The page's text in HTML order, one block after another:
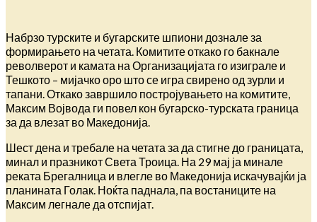
Набрзо турските и бугарските шпиони дознале за
формирањето на четата. Комитите откако го бакнале
револверот и камата на Организацијата го изиграле и
Тешкото – мијачко оро што се игра свирено од зурли и
тапани. Откако завршило постројувањето на комитите,
Максим Војвода ги повел кон бугарско-турската граница
за да влезат во Македонија.
Шест дена и требале на четата за да стигне до границата,
минал и празникот Света Троица. На 29 мај ја минале
реката Брегалница и влегле во Македонија искачувајќи ја
планината Голак. Ноќта паднала, па востаниците на
Максим легнале да отспијат.